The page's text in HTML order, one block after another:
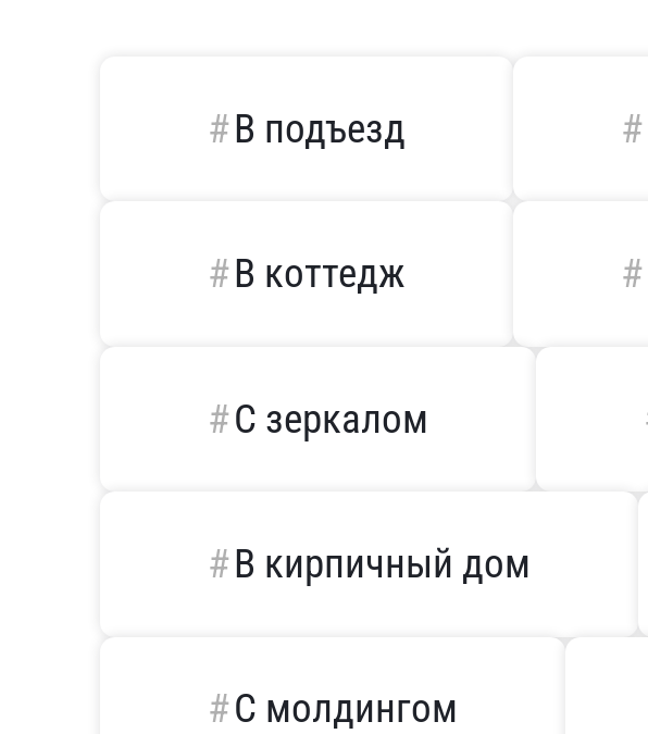
В подъезд
В коттедж
С зеркалом
В кирпичный дом
С молдингом